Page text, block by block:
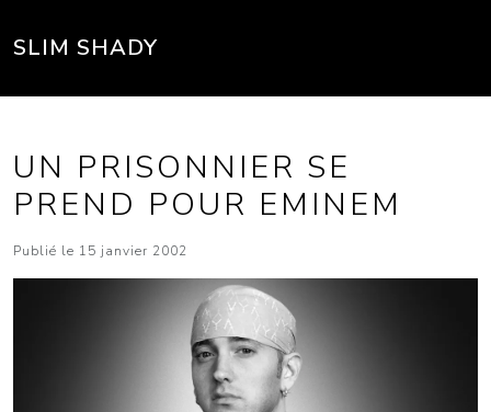
SLIM SHADY
UN PRISONNIER SE
PREND POUR EMINEM
Publié le 15 janvier 2002